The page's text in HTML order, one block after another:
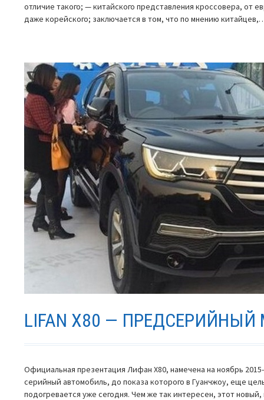
отличие такого; — китайского представления кроссовера, от
даже корейского; заключается в том, что по мнению
LIFAN X80 —
Официальная презентация Лифан Х80, намечена на ноябрь
серийный автомобиль, до показа которого в Гуанчжоу, еще
подогревается уже сегодня. Чем же так интересен, этот